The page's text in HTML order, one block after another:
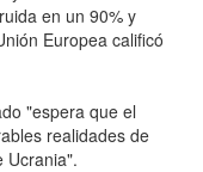
en un 90% y
Europea calificó
"espera que el
realidades de
Ucrania".